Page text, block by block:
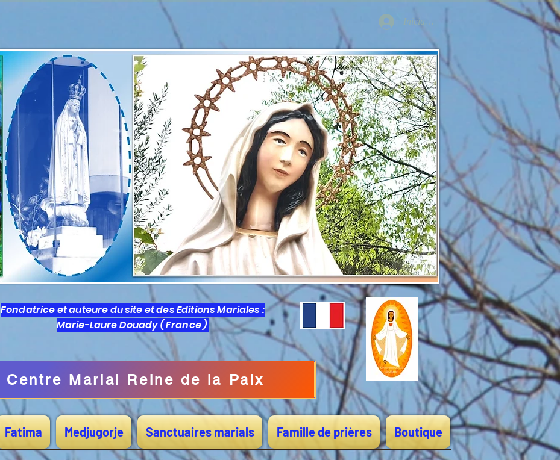
Iniciar sesión
Fondatrice et auteure du site et des Editions Mariales :
Marie-Laure Douady ( France )
Centre Marial Reine de la Paix
Fatima Medjugorje Sanctuaires marials Famille de prières Boutique